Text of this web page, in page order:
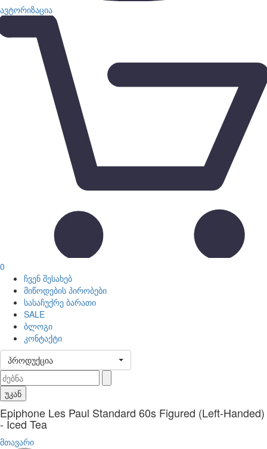
ავტორიზაცია
0
ჩვენ შესახებ
მიწოდების პირობები
სასაჩუქრე ბარათი
SALE
ბლოგი
კონტაქტი
პროდუქცია
უკან
Epiphone Les Paul Standard 60s Figured (Left-Handed)
- Iced Tea
მთავარი